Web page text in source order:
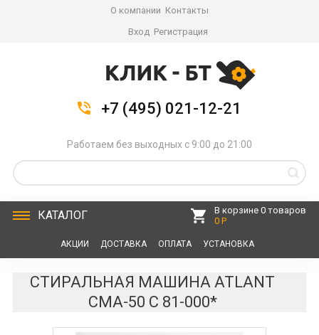
О компании Контакты
Вход Регистрация
+7 (495) 021-12-21
Работаем без выходных с 9:00 до 21:00
КАТАЛОГ
В корзине 0 товаров
0 Р
АКЦИИ ДОСТАВКА ОПЛАТА УСТАНОВКА
СТИРАЛЬНАЯ МАШИНА ATLANT
СМА-50 С 81-000*